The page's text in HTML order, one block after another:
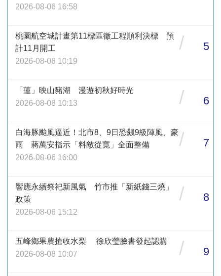
2026-08-06 16:58
桃園航空城計畫第11標區徵工程順利決標 預
計11月開工
2026-08-08 10:19
/ 5
「蓮」映山豬湖 漫遊初秋好時光
2026-08-08 10:13
/ 6
白海豚颱風逼近！北市8、9日恐飆9級陣風、豪
雨 蔣萬安指示「料敵從寬」全面整備
2026-08-06 16:00
/ 7
響應永續祭祀新風氣 竹市推「新紙錢三燒」
政策
2026-08-06 15:12
/ 8
五峰鄉果農搶收水梨 徐欣瑩臉書發起認購
2026-08-08 10:07
/ 9